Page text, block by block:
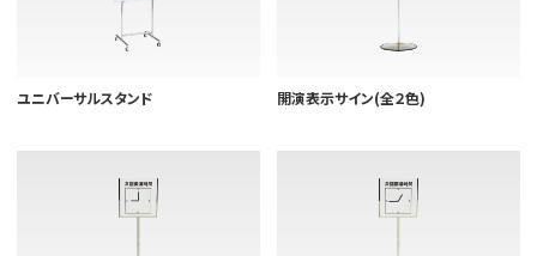
ユニバーサルスタンド 開演表示サイン(全２色)